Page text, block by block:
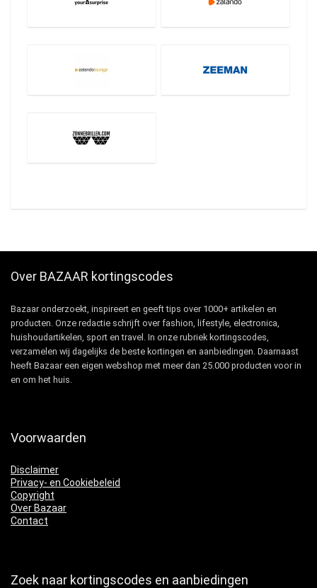
Over BAZAAR kortingscodes
Bazaar onderzoekt, inspireert en geeft tips over 1000+ artikelen en
producten. Onze redactie schrijft over fashion, lifestyle, electronica,
huishoudartikelen, sport en travel. In onze rubriek kortingscodes,
verzamelen wij dagelijks de beste kortingen en aanbiedingen. Daarnaast
heeft Bazaar een eigen webshop met meer dan 25.000 producten voor in
en om het huis.
Voorwaarden
Disclaimer
Privacy- en Cookiebeleid
Copyright
Over Bazaar
Contact
Zoek naar kortingscodes en aanbiedingen